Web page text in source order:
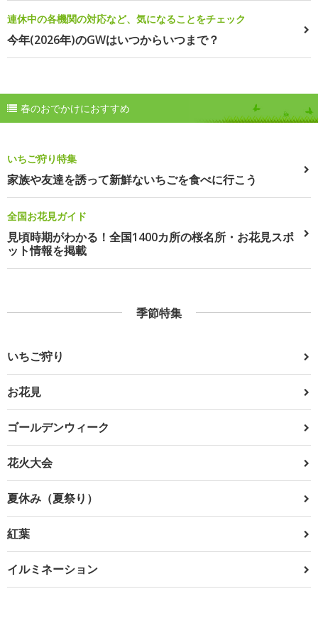
連休中の各機関の対応など、気になることをチェック
今年(2026年)のGWはいつからいつまで？
春のおでかけにおすすめ
いちご狩り特集
家族や友達を誘って新鮮ないちごを食べに行こう
全国お花見ガイド
見頃時期がわかる！全国1400カ所の桜名所・お花見スポ
ット情報を掲載
季節特集
いちご狩り
お花見
ゴールデンウィーク
花火大会
夏休み（夏祭り）
紅葉
イルミネーション